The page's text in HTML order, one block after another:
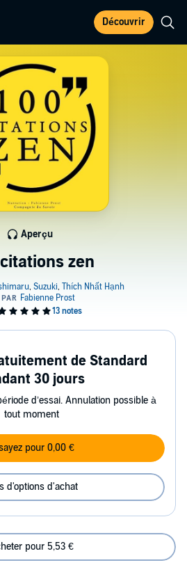
Découvrir
zen
Aperçu
de Standard
30 jours
d’essai. Annulation possible à
tout moment
pour 0,00 €
d'options d'achat
pour 5,53 €